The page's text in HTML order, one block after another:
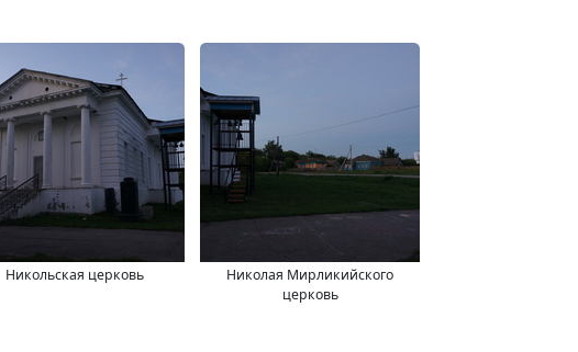
Никольская церковь
Николая Мирликийского
церковь